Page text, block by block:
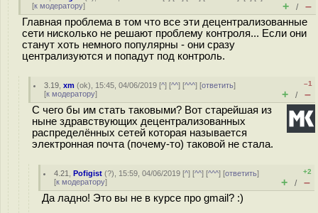
[к модератору] + / –
Главная проблема в том что все эти децентрализованные
сети нисколько не решают проблему контроля... Если они
станут хоть немного популярны - они сразу
централизуются и попадут под контроль.
3.19 ,xm (ok), 15:45, 04/06/2019 [^] [^^] [^^^] [ответить]
[к модератору]
–1
+ / –
С чего бы им стать таковыми? Вот старейшая из
ныне здравствующих децентрализованных
распределённых сетей которая называется
электронная почта (почему-то) таковой не стала.
4.21 ,Pofigist (?), 15:59, 04/06/2019 [^] [^^] [^^^] [ответить]
[к модератору]
+2
+ / –
Да ладно! Это вы не в курсе про gmail? :)